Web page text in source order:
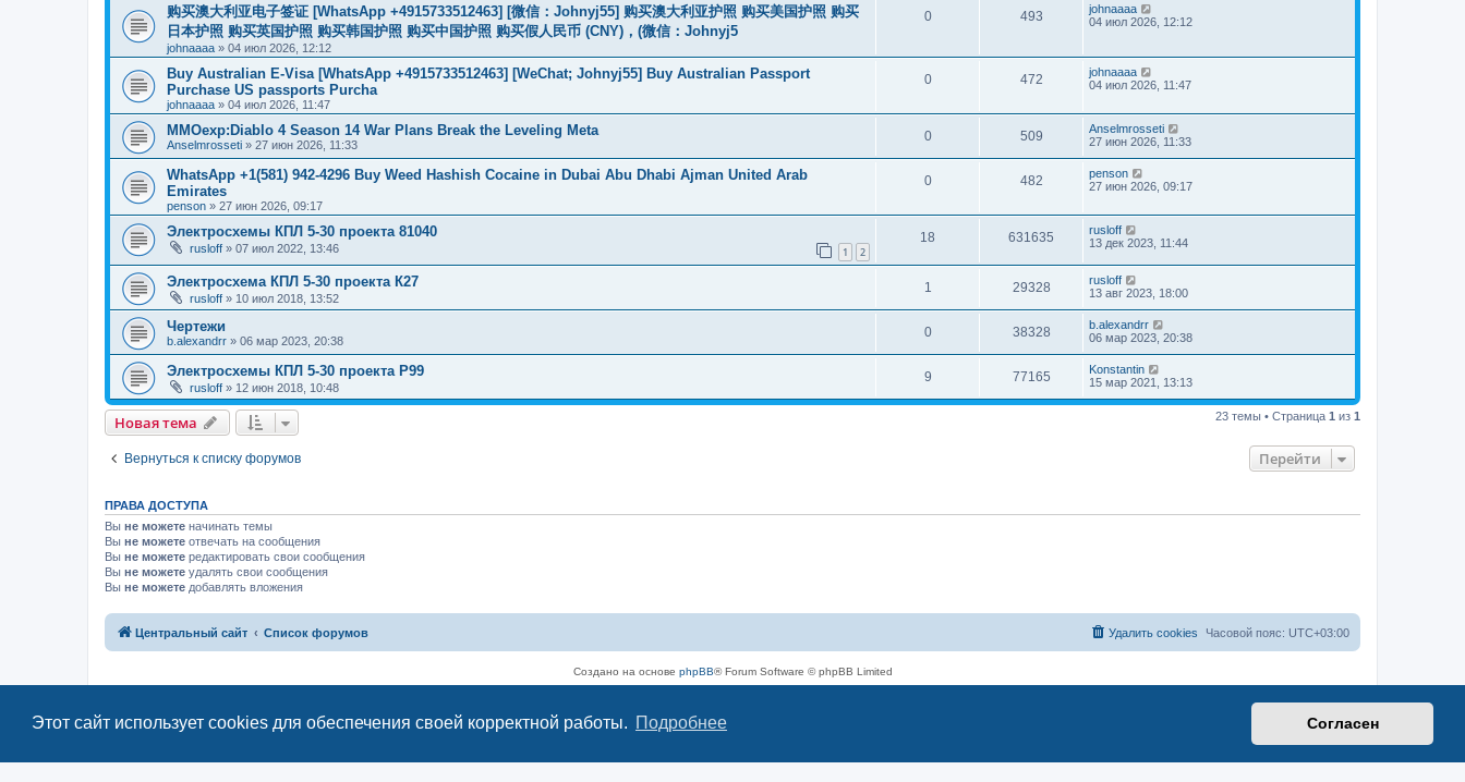
Этот сайт использует cookies для обеспечения своей корректной работы. Подробнее Согласен
购买澳大利亚电子签证 [WhatsApp +4915733512463] [微信：Johnyj55] 购买澳大利亚护照 购买美国护照 购买
日本护照 购买英国护照 购买韩国护照 购买中国护照 购买假人民币 (CNY)，(微信：Johnyj5
johnaaaa » 04 июл 2026, 12:12
0 493
johnaaaa
04 июл 2026, 12:12
Buy Australian E-Visa [WhatsApp +4915733512463] [WeChat; Johnyj55] Buy Australian Passport
Purchase US passports Purcha
johnaaaa » 04 июл 2026, 11:47
0 472
johnaaaa
04 июл 2026, 11:47
MMOexp:Diablo 4 Season 14 War Plans Break the Leveling Meta
Anselmrosseti » 27 июн 2026, 11:33
0 509
Anselmrosseti
27 июн 2026, 11:33
WhatsApp +1(581) 942-4296 Buy Weed Hashish Cocaine in Dubai Abu Dhabi Ajman United Arab
Emirates
penson » 27 июн 2026, 09:17
0 482
penson
27 июн 2026, 09:17
Электросхемы КПЛ 5-30 проекта 81040
rusloff » 07 июл 2022, 13:46 1 2
18 631635
rusloff
13 дек 2023, 11:44
Электросхема КПЛ 5-30 проекта К27
rusloff » 10 июл 2018, 13:52
1 29328
rusloff
13 авг 2023, 18:00
Чертежи
b.alexandrr » 06 мар 2023, 20:38
0 38328
b.alexandrr
06 мар 2023, 20:38
Электросхемы КПЛ 5-30 проекта Р99
rusloff » 12 июн 2018, 10:48
9 77165
Konstantin
15 мар 2021, 13:13
Новая тема 23 темы • Страница 1 из 1
Вернуться к списку форумов Перейти
ПРАВА ДОСТУПА
Вы не можете начинать темы
Вы не можете отвечать на сообщения
Вы не можете редактировать свои сообщения
Вы не можете удалять свои сообщения
Вы не можете добавлять вложения
Центральный сайт Список форумов Часовой пояс: UTC+03:00
Удалить cookies
Создано на основе phpBB® Forum Software © phpBB Limited